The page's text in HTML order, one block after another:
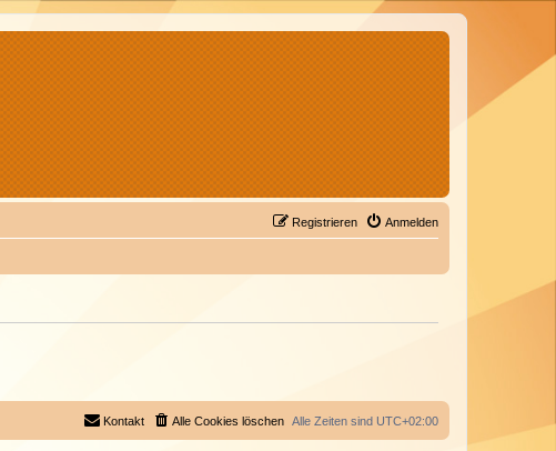
Anmelden
Registrieren
Alle Zeiten sind UTC+02:00
Alle Cookies löschen
Kontakt